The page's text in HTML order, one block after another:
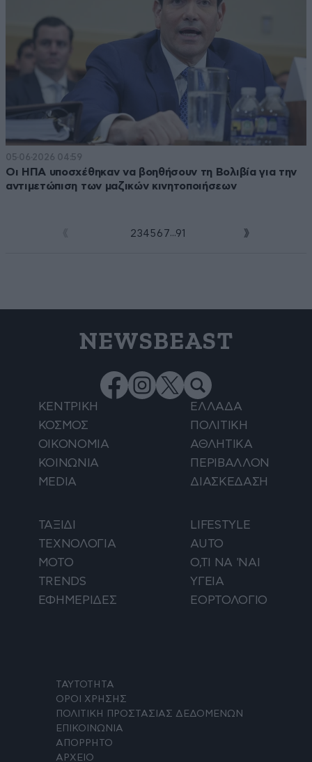
05·06·2026 04:59
Οι ΗΠΑ υποσχέθηκαν να βοηθήσουν τη Βολιβία για την
αντιμετώπιση των μαζικών κινητοποιήσεων
234 5 6 7...91
NEWSBEAST
ΚΕΝΤΡΙΚΗ
ΕΛΛΑΔΑ
ΚΟΣΜΟΣ
ΠΟΛΙΤΙΚΗ
ΟΙΚΟΝΟΜΙΑ
ΑΘΛΗΤΙΚΑ
ΚΟΙΝΩΝΙΑ
ΠΕΡΙΒΑΛΛΟΝ
MEDIA
ΔΙΑΣΚΕΔΑΣΗ
ΤΑΞΙΔΙ
LIFESTYLE
ΤΕΧΝΟΛΟΓΙΑ
AUTO
ΜΟΤΟ
Ο,ΤΙ ΝΑ 'ΝΑΙ
TRENDS
ΥΓΕΙΑ
ΕΦΗΜΕΡΙΔΕΣ
ΕΟΡΤΟΛΟΓΙΟ
ΤΑΥΤΟΤΗΤΑ
ΟΡΟΙ ΧΡΗΣΗΣ
ΠΟΛΙΤΙΚΗ ΠΡΟΣΤΑΣΙΑΣ ΔΕΔΟΜΕΝΩΝ
ΕΠΙΚΟΙΝΩΝΙΑ
ΑΠΟΡΡΗΤΟ
ΑΡΧΕΙΟ